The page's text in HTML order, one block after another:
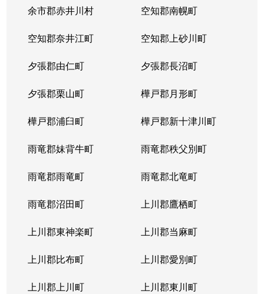
余市郡赤井川村 空知郡南幌町
空知郡奈井江町 空知郡上砂川町
夕張郡由仁町 夕張郡長沼町
夕張郡栗山町 樺戸郡月形町
樺戸郡浦臼町 樺戸郡新十津川町
雨竜郡妹背牛町 雨竜郡秩父別町
雨竜郡雨竜町 雨竜郡北竜町
雨竜郡沼田町 上川郡鷹栖町
上川郡東神楽町 上川郡当麻町
上川郡比布町 上川郡愛別町
上川郡上川町 上川郡東川町